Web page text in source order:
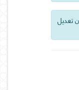
تعديل